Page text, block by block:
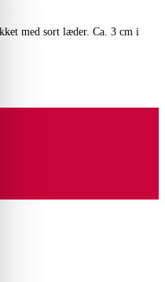
med sort læder. Ca. 3 cm i